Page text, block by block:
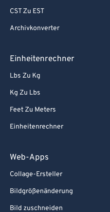
CST Zu EST
Archivkonverter
Einheitenrechner
Lbs Zu Kg
Kg Zu Lbs
Feet Zu Meters
Einheitenrechner
Web-Apps
Collage-Ersteller
Bildgrößenänderung
Bild zuschneiden